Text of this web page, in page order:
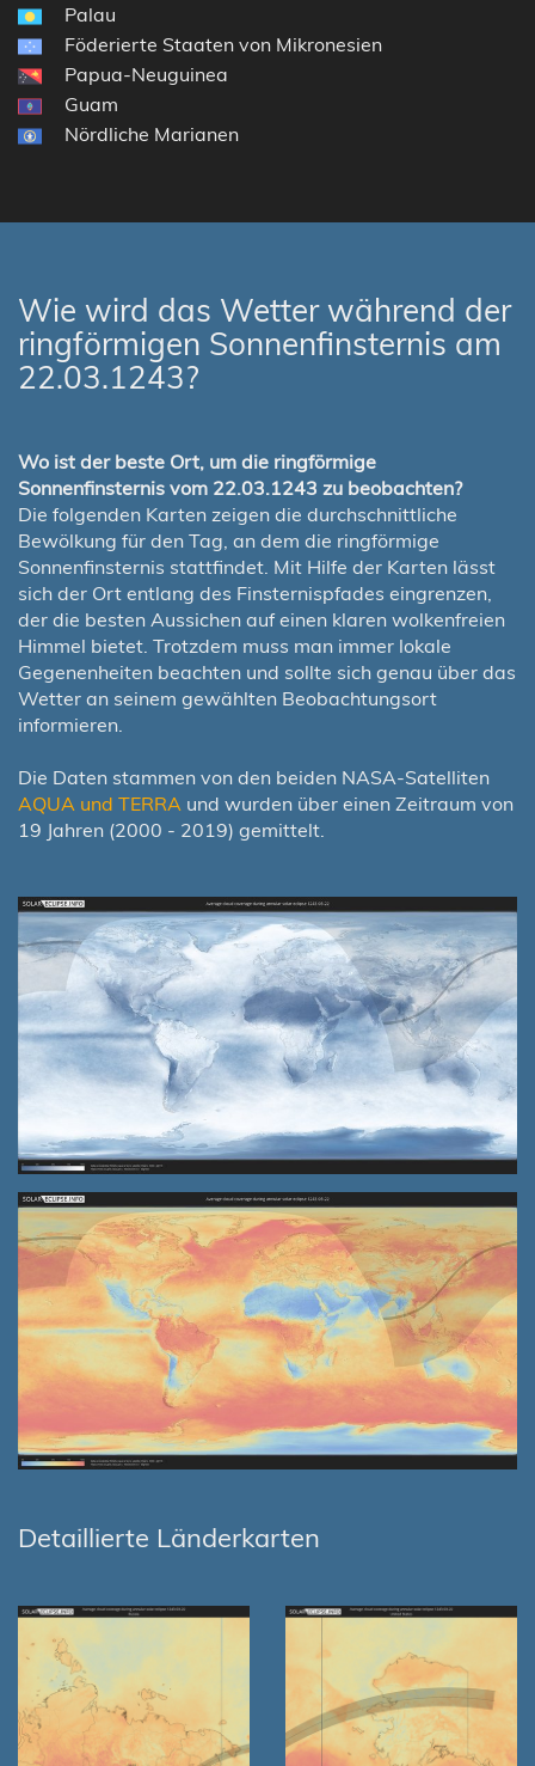
Palau
Föderierte Staaten von Mikronesien
Papua-Neuguinea
Guam
Nördliche Marianen
Wie wird das Wetter während der
ringförmigen Sonnenfinsternis am
22.03.1243?
Wo ist der beste Ort, um die ringförmige
Sonnenfinsternis vom 22.03.1243 zu beobachten?
Die folgenden Karten zeigen die durchschnittliche
Bewölkung für den Tag, an dem die ringförmige
Sonnenfinsternis stattfindet. Mit Hilfe der Karten lässt
sich der Ort entlang des Finsternispfades eingrenzen,
der die besten Aussichen auf einen klaren wolkenfreien
Himmel bietet. Trotzdem muss man immer lokale
Gegenenheiten beachten und sollte sich genau über das
Wetter an seinem gewählten Beobachtungsort
informieren.
Die Daten stammen von den beiden NASA-Satelliten
AQUA und TERRA und wurden über einen Zeitraum von
19 Jahren (2000 - 2019) gemittelt.
Detaillierte Länderkarten